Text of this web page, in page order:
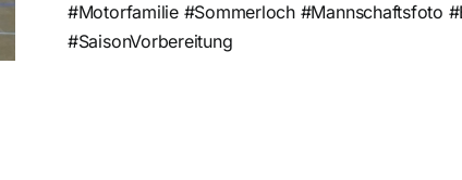
#Motorfamilie #Sommerloch #Mannschaftsfoto
#SaisonVorbereitung